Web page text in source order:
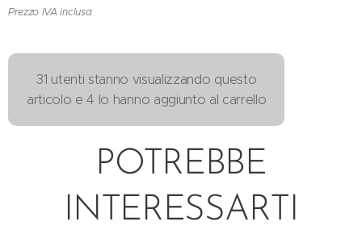
Prezzo IVA inclusa
31 utenti stanno visualizzando questo
articolo e 4 lo hanno aggiunto al carrello
POTREBBE
INTERESSARTI